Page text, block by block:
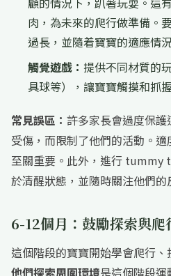
肉，為未來的爬行做準備。
過長，並隨着寶寶的適應情
觸覺遊戲： 提供不同材質的
具球等），讓寶寶觸摸和抓
常見誤區： 許多家長會過度保
受傷，而限制了他們的活動。
至關重要。此外，進行 tummy
於清醒狀態，並隨時關注他們的
6-12個月：鼓勵探索與爬
這個階段的寶寶開始學會爬行、
他們探索周圍環境是這個階段運